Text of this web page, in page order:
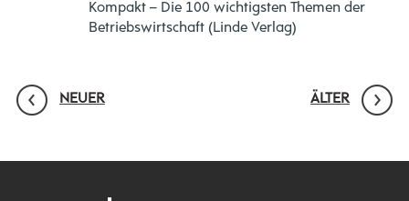
Kompakt – Die 100 wichtigsten Themen der
Betriebswirtschaft (Linde Verlag)
NEUER ÄLTER